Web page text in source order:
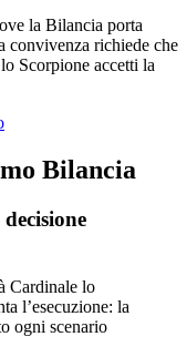
la Bilancia porta
convivenza richiede che
Scorpione accetti la
Bilancia
Cardinale lo
l’esecuzione: la
ogni scenario